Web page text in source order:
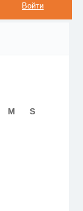
Войти
M
S